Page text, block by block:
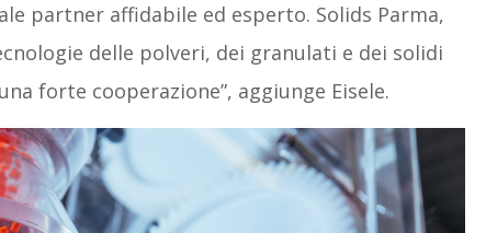
partner affidabile ed esperto. Solids Parma,
delle polveri, dei granulati e dei solidi
forte cooperazione”, aggiunge Eisele.